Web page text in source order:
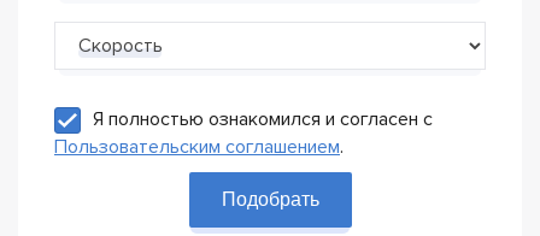
Скорость
Я полностью ознакомился и согласен с
Пользовательским соглашением.
Подобрать